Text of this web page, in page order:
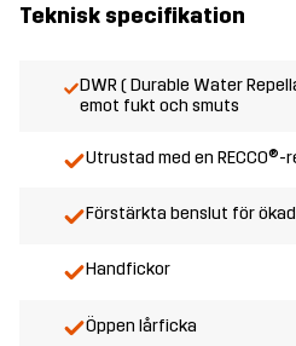
Teknisk specifikation
DWR ( Durable Water
emot fukt och smuts
Utrustad med en
Förstärkta benslut för
Handfickor
Öppen lårficka